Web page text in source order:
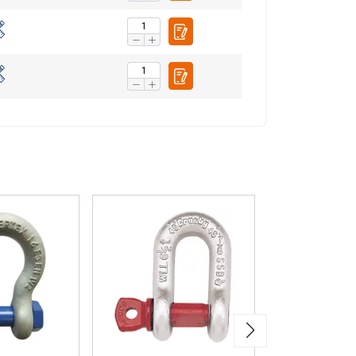
trafic. Nous
TOUT